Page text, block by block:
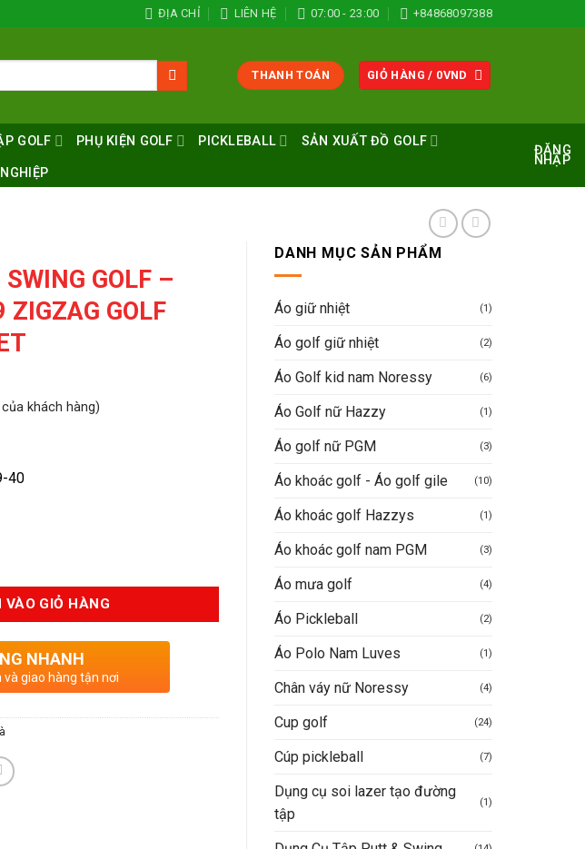
ĐỊA CHỈ LIÊN HỆ 07:00 - 23:00 +84868097388
THANH TOÁN GIỎ HÀNG / 0VND
GOLF PHỤ KIỆN GOLF PICKLEBALL SẢN XUẤT ĐỒ GOLF
ĐĂNG
NHẬP
DANH MỤC SẢN PHẨM
Áo giữ nhiệt (1)
Áo golf giữ nhiệt (2)
Áo Golf kid nam Noressy (6)
Áo Golf nữ Hazzy (1)
Áo golf nữ PGM (3)
Áo khoác golf - Áo golf gile (10)
Áo khoác golf Hazzys (1)
Áo khoác golf nam PGM (3)
Áo mưa golf (4)
Áo Pickleball (2)
Áo Polo Nam Luves (1)
Chân váy nữ Noressy (4)
Cup golf (24)
Cúp pickleball (7)
Dụng cụ soi lazer tạo đường
tập
(1)
GOLF –
ZIGZAG GOLF
khách hàng)
40
VÀO GIỎ HÀNG
NHANH
và giao hàng tận nơi